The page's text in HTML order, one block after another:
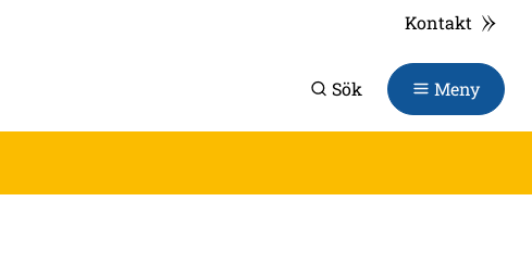
Kontakt
Sök Meny